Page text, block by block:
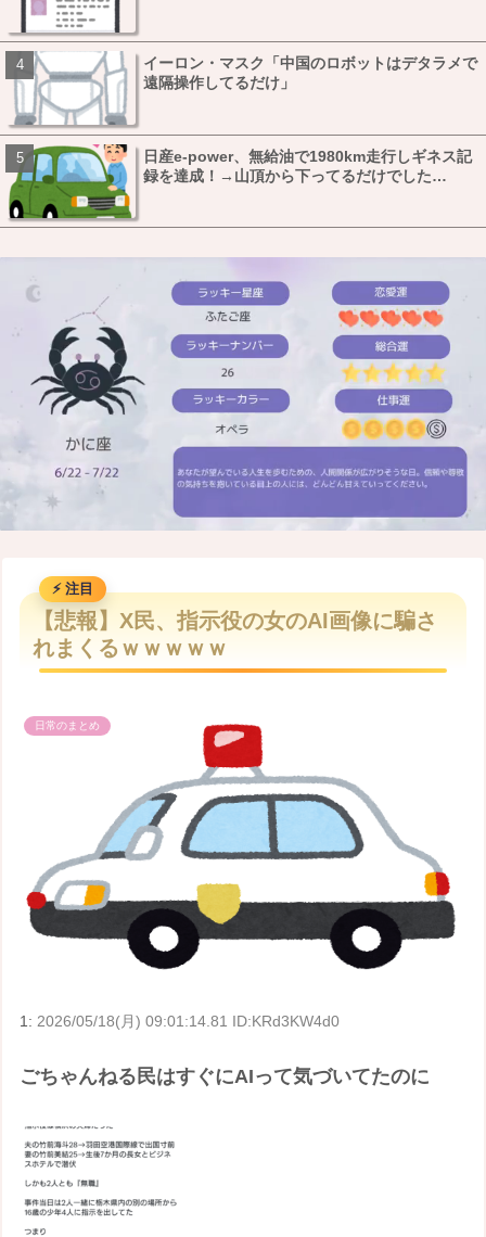
イーロン・マスク「中国のロボットはデタラメで
遠隔操作してるだけ」
日産e-power、無給油で1980km走行しギネス記
録を達成！→山頂から下ってるだけでした…
M
u
t
【悲報】X民、指示役の女のAI画像に騙さ
れまくるｗｗｗｗｗ
日常のまとめ
1: 2026/05/18(月) 09:01:14.81 ID:KRd3KW4d0
ごちゃんねる民はすぐにAIって気づいてたのに